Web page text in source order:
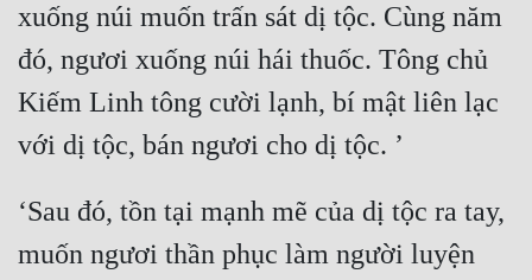
xuống núi muốn trấn sát dị tộc. Cùng năm
đó, ngươi xuống núi hái thuốc. Tông chủ
Kiếm Linh tông cười lạnh, bí mật liên lạc
‘Sau đó, tồn tại mạnh mẽ của dị tộc ra tay,
muốn ngươi thần phục làm người luyện